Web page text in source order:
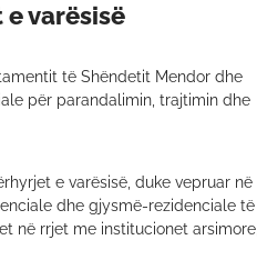
varësisë
të Shëndetit Mendor dhe
për parandalimin, trajtimin dhe
e varësisë, duke vepruar në
dhe gjysmë-rezidenciale të
në rrjet me institucionet arsimore,